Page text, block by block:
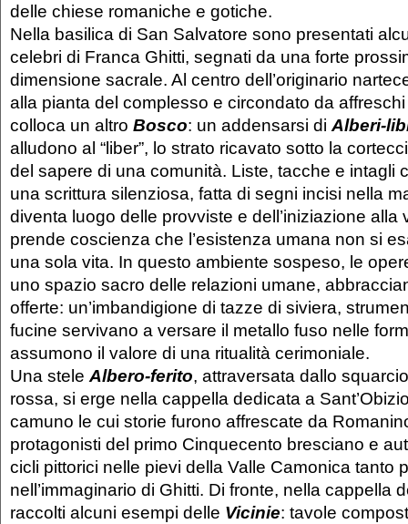
delle chiese romaniche e gotiche.
Nella basilica di San Salvatore sono presentati
celebri di Franca Ghitti, segnati da una forte
dimensione sacrale. Al centro dell’originario
alla pianta del complesso e circondato da
colloca un altro Bosco: un addensarsi di Alberi-
alludono al “liber”, lo strato ricavato sotto la
del sapere di una comunità. Liste, tacche e intagli
una scrittura silenziosa, fatta di segni incisi nella
diventa luogo delle provviste e dell’iniziazione alla
prende coscienza che l’esistenza umana non si
una sola vita. In questo ambiente sospeso, le
uno spazio sacro delle relazioni umane,
offerte: un’imbandigione di tazze di siviera,
fucine servivano a versare il metallo fuso nelle
assumono il valore di una ritualità cerimoniale.
Una stele Albero-ferito, attraversata dallo
rossa, si erge nella cappella dedicata a
camuno le cui storie furono affrescate da
protagonisti del primo Cinquecento bresciano e
cicli pittorici nelle pievi della Valle Camonica tanto
nell’immaginario di Ghitti. Di fronte, nella cappella
raccolti alcuni esempi delle Vicinie: tavole